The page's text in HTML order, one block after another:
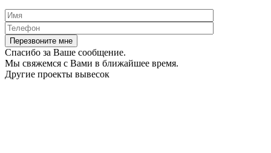
Спасибо за Ваше сообщение.
Мы свяжемся с Вами в ближайшее время.
Другие проекты вывесок